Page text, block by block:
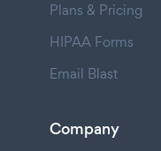
Plans & Pricing
HIPAA Forms
Email Blast
Company